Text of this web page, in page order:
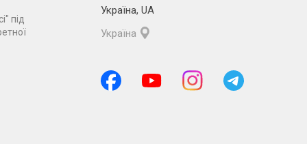
під
Україна, UA
Україна